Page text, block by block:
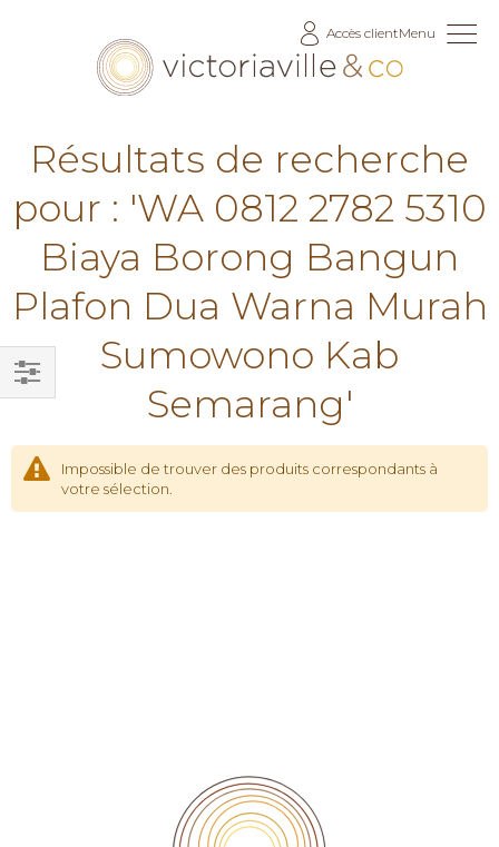
Accès clientMenu
Résultats de recherche
pour : 'WA 0812 2782 5310
Biaya Borong Bangun
Plafon Dua Warna Murah
Sumowono Kab
Semarang'
Impossible de trouver des produits correspondants à
votre sélection.
Filtrer